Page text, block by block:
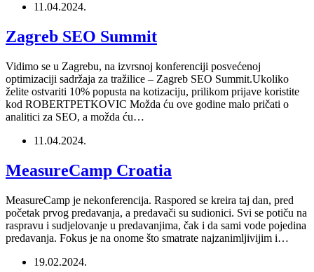
11.04.2024.
Zagreb SEO Summit
Vidimo se u Zagrebu, na izvrsnoj konferenciji posvećenoj
optimizaciji sadržaja za tražilice – Zagreb SEO Summit.Ukoliko
želite ostvariti 10% popusta na kotizaciju, prilikom prijave koristite
kod ROBERTPETKOVIC Možda ću ove godine malo pričati o
analitici za SEO, a možda ću…
11.04.2024.
MeasureCamp Croatia
MeasureCamp je nekonferencija. Raspored se kreira taj dan, pred
početak prvog predavanja, a predavači su sudionici. Svi se potiču na
raspravu i sudjelovanje u predavanjima, čak i da sami vode pojedina
predavanja. Fokus je na onome što smatrate najzanimljivijim i…
19.02.2024.